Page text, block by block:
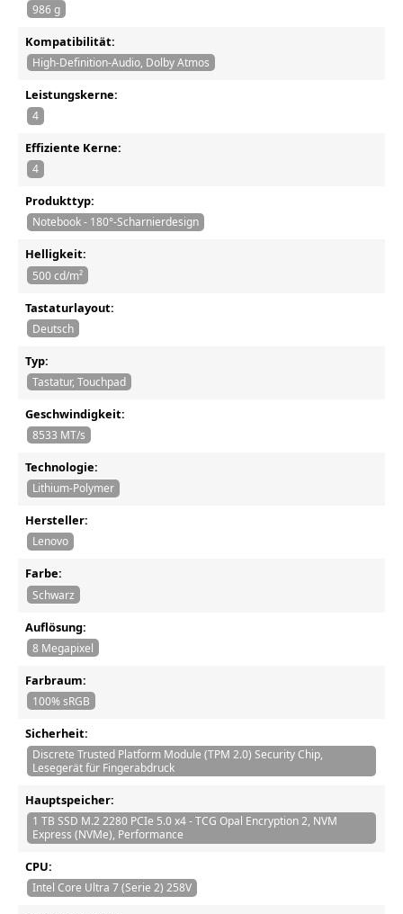
986 g
Kompatibilität:
High-Definition-Audio, Dolby Atmos
Leistungskerne:
4
Effiziente Kerne:
4
Produkttyp:
Notebook - 180°-Scharnierdesign
Helligkeit:
500 cd/m²
Tastaturlayout:
Deutsch
Typ:
Tastatur, Touchpad
Geschwindigkeit:
8533 MT/s
Technologie:
Lithium-Polymer
Hersteller:
Lenovo
Farbe:
Schwarz
Auflösung:
8 Megapixel
Farbraum:
100% sRGB
Sicherheit:
Discrete Trusted Platform Module (TPM 2.0) Security Chip,
Lesegerät für Fingerabdruck
Hauptspeicher:
1 TB SSD M.2 2280 PCIe 5.0 x4 - TCG Opal Encryption 2, NVM
Express (NVMe), Performance
CPU:
Intel Core Ultra 7 (Serie 2) 258V